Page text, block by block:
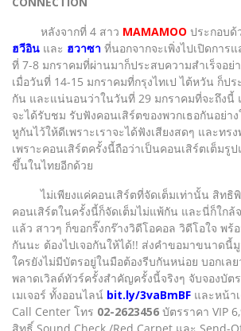
หลังจากที่ 4 สาว MAMAMOO ประกอบด้
ฮวีอิน และ ฮวาซา ที่นอกจากจะเพิ่งไปเปิดการ
ที่ 7-8 มกราคมที่ผ่านมาก็ประสบความสำเร็จอย่
เมื่อวันที่ 14-15 มกราคมที่กรุงไทเป ไต้หวัน ก็ป
กัน และแน่นอนว่าในวันที่ 29 มกราคมที่จะถึงนี้
จะได้รับชม รับฟังคอนเสิร์ตของพวกเธอกันอย่า
หูกันไว้ให้ดีเพราะเราจะได้ฟังเสียงสดๆ และทร
เพราะคอนเสิร์ตครั้งนี้ถือว่าเป็นคอนเสิร์ตเต็มรู
ขึ้นในไทยอีกด้วย
ไม่เพียงแค่คอนเสิร์ตที่จัดเต็มเท่านั้น สิทธิพิ
คอนเสิร์ตในครั้งนี้ก็จัดเต็มไม่แพ้กัน และนี่ก็ใกล้
แล้ว สาวๆ ก็ขอกริ๊งกร๊างวิดีโอคอล วิดีโอใจ พร้
กันนะ ต้องไปเจอกันให้ได้!! ส่งคำขอมาขนาดนี้
ใครยังไม่มีบัตรอยู่ในมือต้องรีบกันหน่อย บอกเล
พลาดเวิลด์ทัวร์ครั้งสำคัญครั้งนี้จริงๆ จับจองบัต
เมเจอร์ ทั้งออนไลน์ bit.ly/3vaBmBF และหน้า
Call Center โทร 02-2623456 บัตรราคา VIP
สิทธิ์ Sound Check /Red Carpet และ Send-